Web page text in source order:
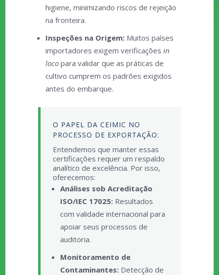
higiene, minimizando riscos de rejeição
na fronteira.
Inspeções na Origem:Muitos países
importadores exigem verificações in
locopara validar que as práticas de
cultivo cumprem os padrões exigidos
antes do embarque.
O PAPEL DA CEIMIC NO
PROCESSO DE EXPORTAÇÃO:
Entendemos que manter essas
certificações requer um respaldo
analítico de excelência. Por isso,
oferecemos:
Análises sob Acreditação
ISO/IEC 17025:Resultados
com validade internacional para
apoiar seus processos de
auditoria.
Monitoramento de
Contaminantes:Detecção de